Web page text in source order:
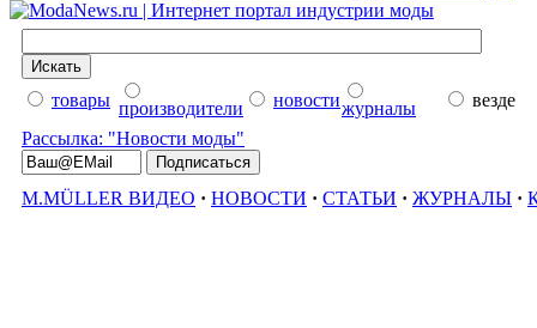
товары производители новостижурналы
везде
Рассылка: "Новости моды"
M.MÜLLER ВИДЕО · НОВОСТИ · СТАТЬИ · ЖУРНАЛЫ ·